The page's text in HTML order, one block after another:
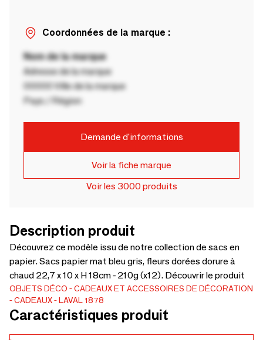
Coordonnées de la marque :
Nom de la marque
Adresse de la marque
00000 Ville de la marque
Pays / Région
Demande d'informations
Voir la fiche marque
Voir les 3000 produits
Description produit
Découvrez ce modèle issu de notre collection de sacs en
papier. Sacs papier mat bleu gris, fleurs dorées dorure à
chaud 22,7 x 10 x H 18cm - 210g (x12). Découvrir le produit
OBJETS DÉCO
CADEAUX ET ACCESSOIRES DE DÉCORATION
CADEAUX
LAVAL 1878
Caractéristiques produit